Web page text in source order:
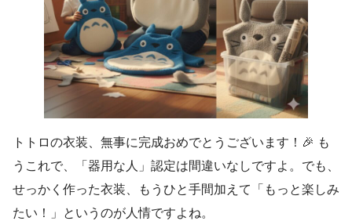
トトロの衣装、無事に完成おめでとうございます！🎉 も
うこれで、「器用な人」認定は間違いなしですよ。でも、
せっかく作った衣装、もうひと手間加えて「もっと楽しみ
たい！」というのが人情ですよね。